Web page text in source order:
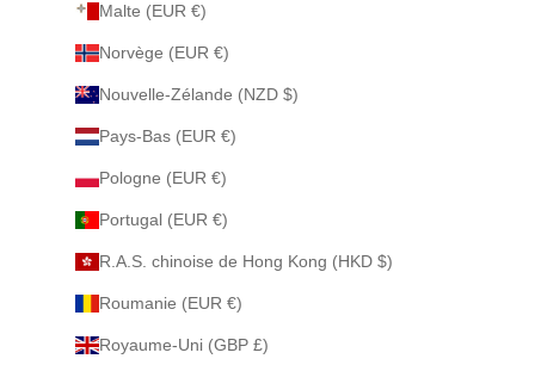
Malte (EUR €)
Norvège (EUR €)
Nouvelle-Zélande (NZD $)
Pays-Bas (EUR €)
Pologne (EUR €)
Portugal (EUR €)
R.A.S. chinoise de Hong Kong (HKD $)
Roumanie (EUR €)
Royaume-Uni (GBP £)